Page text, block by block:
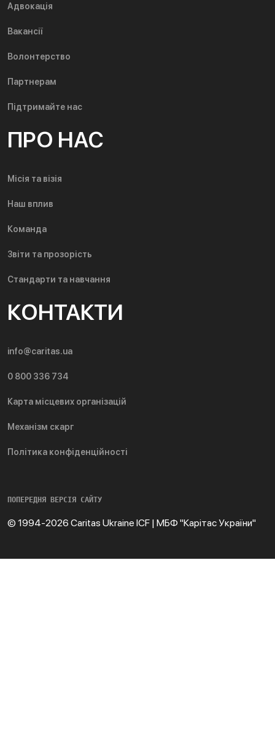
Адвокація
Вакансії
Волонтерство
Партнерам
Підтримайте нас
ПРО НАС
Місія та візія
Наш вплив
Команда
Звіти та прозорість
Стандарти та навчання
КОНТАКТИ
info@caritas.ua
0 800 336 734
Карта місцевих організацій
Механізм скарг
Політика конфіденційності
ПОПЕРЕДНЯ ВЕРСІЯ САЙТУ
© 1994-2026 Caritas Ukraine ICF | МБФ "Карітас України"